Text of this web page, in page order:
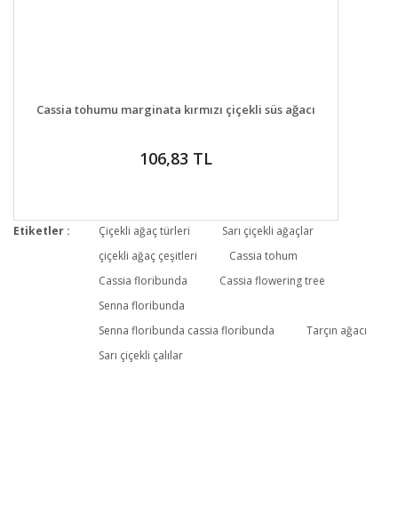
DETAYLAR
Cassia tohumu marginata kırmızı çiçekli süs ağacı
106,83 TL
Etiketler : Çiçekli ağaç türleri
Sarı çiçekli ağaçlar
çiçekli ağaç çeşitleri
Cassia tohum
Cassia floribunda
Cassia flowering tree
Senna floribunda
Senna floribunda cassia floribunda
Tarçın ağacı
Sarı çiçekli çalılar